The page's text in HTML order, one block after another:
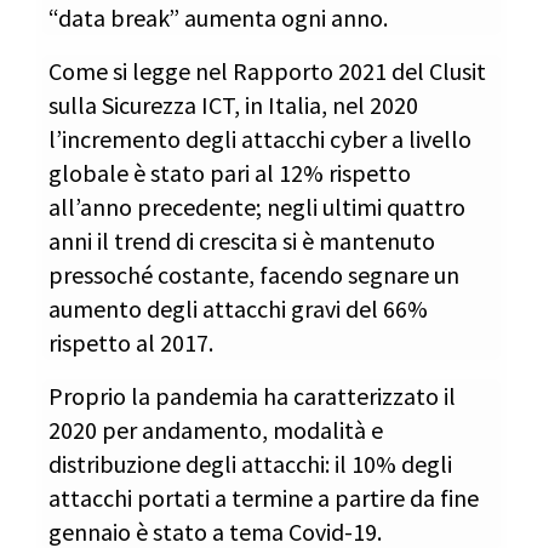
“data break” aumenta ogni anno.
Come si legge nel Rapporto 2021 del Clusit
sulla Sicurezza ICT, in Italia, nel 2020
l’incremento degli attacchi cyber a livello
globale è stato pari al 12% rispetto
all’anno precedente; negli ultimi quattro
anni il trend di crescita si è mantenuto
pressoché costante, facendo segnare un
aumento degli attacchi gravi del 66%
rispetto al 2017.
Proprio la pandemia ha caratterizzato il
2020 per andamento, modalità e
distribuzione degli attacchi: il 10% degli
attacchi portati a termine a partire da fine
gennaio è stato a tema Covid-19.